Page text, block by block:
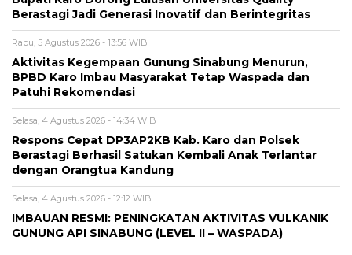
Berastagi Jadi Generasi Inovatif dan Berintegritas
Rabu, 5 Agustus 2026 - 13:56 WIB
Aktivitas Kegempaan Gunung Sinabung Menurun,
BPBD Karo Imbau Masyarakat Tetap Waspada dan
Patuhi Rekomendasi
Selasa, 4 Agustus 2026 - 14:34 WIB
Respons Cepat DP3AP2KB Kab. Karo dan Polsek
Berastagi Berhasil Satukan Kembali Anak Terlantar
dengan Orangtua Kandung
Selasa, 4 Agustus 2026 - 12:12 WIB
IMBAUAN RESMI: PENINGKATAN AKTIVITAS VULKANIK
GUNUNG API SINABUNG (LEVEL II – WASPADA)